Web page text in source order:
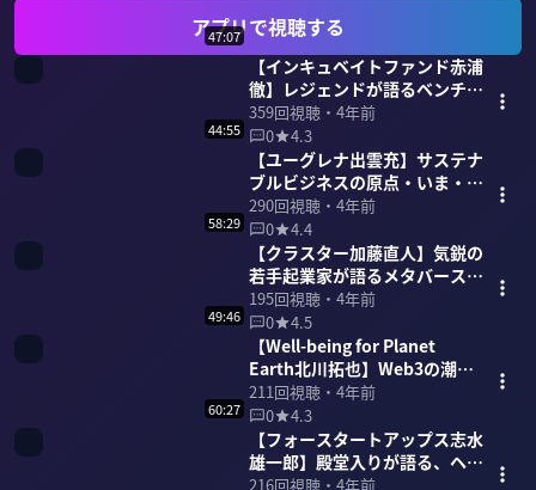
アプリで視聴する
47:07
【インキュベイトファンド赤浦
徹】レジェンドが語るベンチャ
ーキャピタル 47分
359回視聴・ 4年前
0
4.3
44:55
【ユーグレナ出雲充】サステナ
ブルビジネスの原点・いま・未
来を語る 45分
290回視聴・ 4年前
0
4.4
58:29
【クラスター加藤直人】気鋭の
若手起業家が語るメタバース
59分
195回視聴・ 4年前
0
4.5
49:46
【Well-being for Planet
Earth北川拓也】Web3の潮流
と新しい資本主義 49分
211回視聴・ 4年前
0
4.3
60:27
【フォースタートアップス志水
雄一郎】殿堂入りが語る、ヘッ
ドハンターの世界 60分
216回視聴・ 4年前